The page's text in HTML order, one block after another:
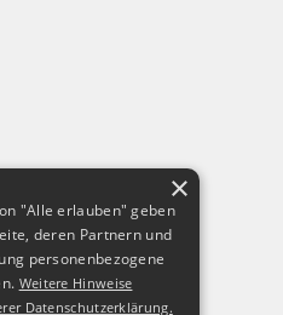
×
"Alle erlauben" geben
deren Partnern und
personenbezogene
Weitere Hinweise
Datenschutzerklärung.